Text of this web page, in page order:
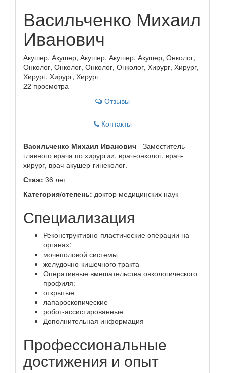
Васильченко Михаил
Иванович
Акушер, Акушер, Акушер, Акушер, Акушер, Онколог,
Онколог, Онколог, Онколог, Онколог, Хирург, Хирург,
Хирург, Хирург, Хирург
22 просмотра
Отзывы
Контакты
Васильченко Михаил Иванович - Заместитель
главного врача по хирургии, врач-онколог, врач-
хирург, врач-акушер-гинеколог.
Стаж: 36 лет
Категория/степень: доктор медицинских наук
Специализация
Реконструктивно-пластические операции на
органах:
мочеполовой системы
желудочно-кишечного тракта
Оперативные вмешательства онкологического
профиля:
открытые
лапароскопические
робот-ассистированные
Дополнительная информация
Профессиональные
достижения и опыт